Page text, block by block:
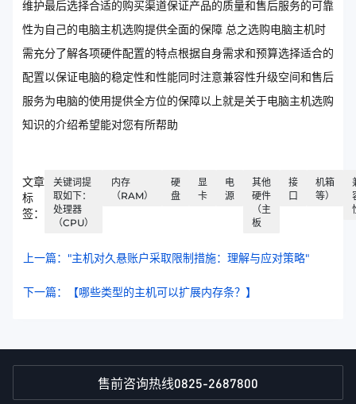
维护最后选择合适的购买渠道保证产品的质量和售后服务的可靠
性为自己的电脑主机选购提供全面的保障 总之选购电脑主机时
需充分了解各项硬件配置的特点根据自身需求和预算选择适合的
配置以保证电脑的稳定性和性能同时注意兼容性升级空间和售后
服务为电脑的使用提供全方位的保障以上就是关于电脑主机选购
知识的介绍希望能对您有所帮助
文章
标
签：
关键词提
取如下：
处理器
（CPU）
内存
（RAM）
硬
盘
显
卡
电
源
其他
硬件
（主
板
接
口
机箱
等）
上一篇："主机对久悬账户采取限制措施：理解与应对策略"
下一篇：【哪些类型的主机可以扩展内存条？】
售前咨询热线0825-2687800